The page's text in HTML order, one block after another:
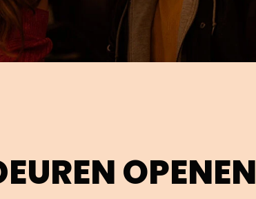
OPENEN